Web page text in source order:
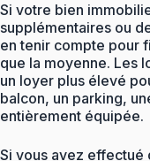
Si votre bien
supplémentaires ou
en tenir compte pour
que la moyenne. Les
un loyer plus élevé
balcon, un parking,
entièrement équipée.
Si vous avez effectué